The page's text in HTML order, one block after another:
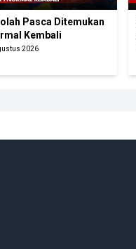
Pasca Ditemukan
Kembali
2026